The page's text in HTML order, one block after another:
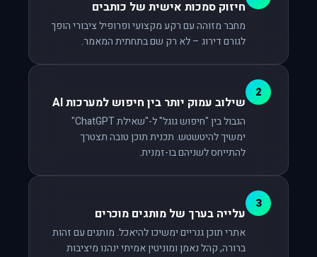
חיזוק סמכות אישית של כותבים
מחבר מזוהה עם רקע מקצועי ופרופיל ציבורי הופך
לגורם דירוג – לא רק שם בתחתית המאמר.
2
שילוב עמוק יותר בין חיפוש למערכות AI
הגבול בין "חיפוש גוגל" ל-"שאילת ChatGPT"
ימשיך להיטשטש. תכנית תוכן טובה תצטרך
להתייחס לשניהם בו-זמנית.
3
עלייה בערך של מותגים מוכרים
אתרי תוכן גנריים ימשיכו להיאכל. מותגים עם זהות
ברורה, קהל נאמן ומוניטין אמיתי ינהנו מיציבות